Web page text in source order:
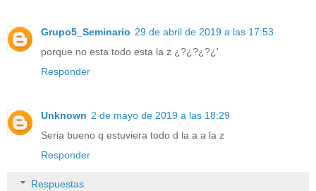
Grupo5_Seminario 29 de abril de 2019 a las 17:53
porque no esta todo esta la z ¿?¿?¿?¿'
Responder
Unknown 2 de mayo de 2019 a las 18:29
Seria bueno q estuviera todo d la a a la z
Responder
Respuestas